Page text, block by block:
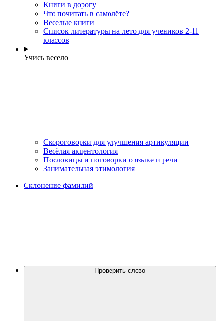
Книги в дорогу
Что почитать в самолёте?
Веселые книги
Cписок литературы на лето для учеников 2-11
классов
Учись весело
Скороговорки для улучшения артикуляции
Весёлая акцентология
Пословицы и поговорки о языке и речи
Занимательная этимология
Склонение фамилий
Проверить слово